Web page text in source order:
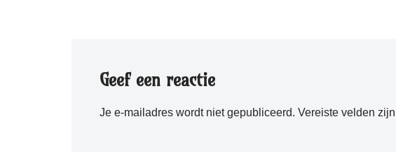
Geef een reactie
Je e-mailadres wordt niet gepubliceerd. Vereiste velden